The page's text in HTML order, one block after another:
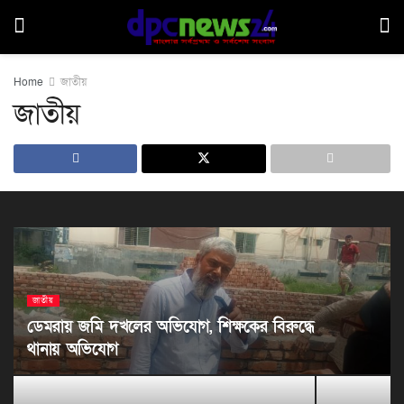
Home জাতীয়
জাতীয়
জাতীয়
ডেমরায় জমি দখলের অভিযোগ, শিক্ষকের বিরুদ্ধে
থানায় অভিযোগ